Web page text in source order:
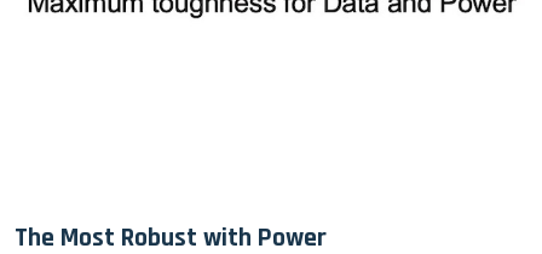
The Most Robust with Power